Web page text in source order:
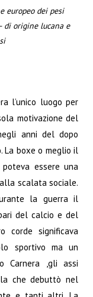
europeo dei pesi
di origine lucana e
l’unico luogo per
motivazione del
anni del dopo
La boxe o meglio il
essere una
scalata sociale.
la guerra il
del calcio e del
corde significava
sportivo ma un
Carnera ,gli assi
che debuttò nel